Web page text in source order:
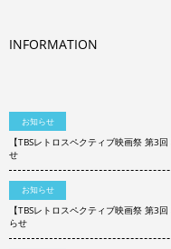
INFORMATION
お知らせ
【TBSレトロスペクティブ映画祭 第3
せ
お知らせ
【TBSレトロスペクティブ映画祭 第3
らせ